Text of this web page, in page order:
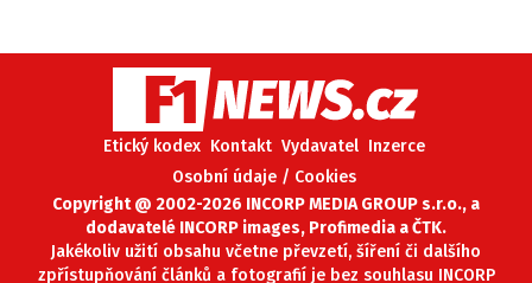
Etický kodex Kontakt Vydavatel Inzerce
Osobní údaje / Cookies
Copyright @ 2002-2026 INCORP MEDIA GROUP s.r.o., a
dodavatelé INCORP images, Profimedia a ČTK.
Jakékoliv užití obsahu včetne převzetí, šíření či dalšího
zpřístupňování článků a fotografií je bez souhlasu INCORP